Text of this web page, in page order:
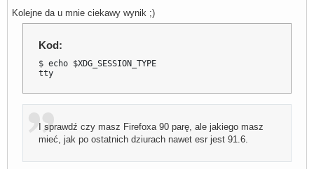
Kolejne da u mnie ciekawy wynik ;)
Kod:
$ echo $XDG_SESSION_TYPE
tty
I sprawdź czy masz Firefoxa 90 parę, ale jakiego masz
mieć, jak po ostatnich dziurach nawet esr jest 91.6.